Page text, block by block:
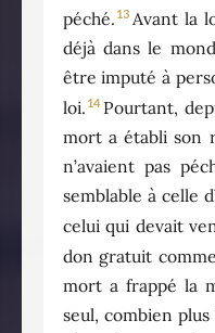
péché. 13 Avant la
déjà dans le
être imputé à
loi. 14 Pourtant,
mort a établi son
n’avaient pas
semblable à celle
celui qui devait
don gratuit
mort a frappé la
seul, combien